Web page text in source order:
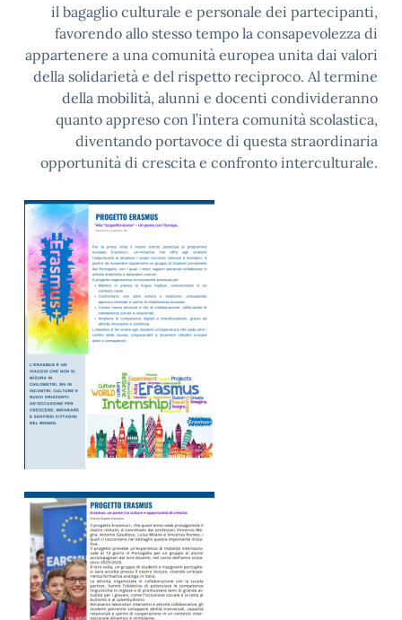
il bagaglio culturale e personale dei partecipanti,
favorendo allo stesso tempo la consapevolezza di
appartenere a una comunità europea unita dai valori
della solidarietà e del rispetto reciproco. Al termine
della mobilità, alunni e docenti condivideranno
quanto appreso con l’intera comunità scolastica,
diventando portavoce di questa straordinaria
opportunità di crescita e confronto interculturale.